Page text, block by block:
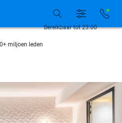
per week beschikbaar
miljoen leden
per week beschikbaar
miljoen leden
Bereikbaar tot 23:00